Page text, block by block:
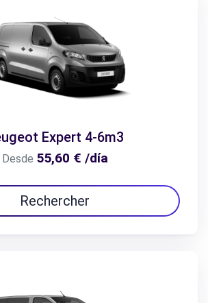
Expert 4-6m3
Desde 55,60 € /día
Rechercher